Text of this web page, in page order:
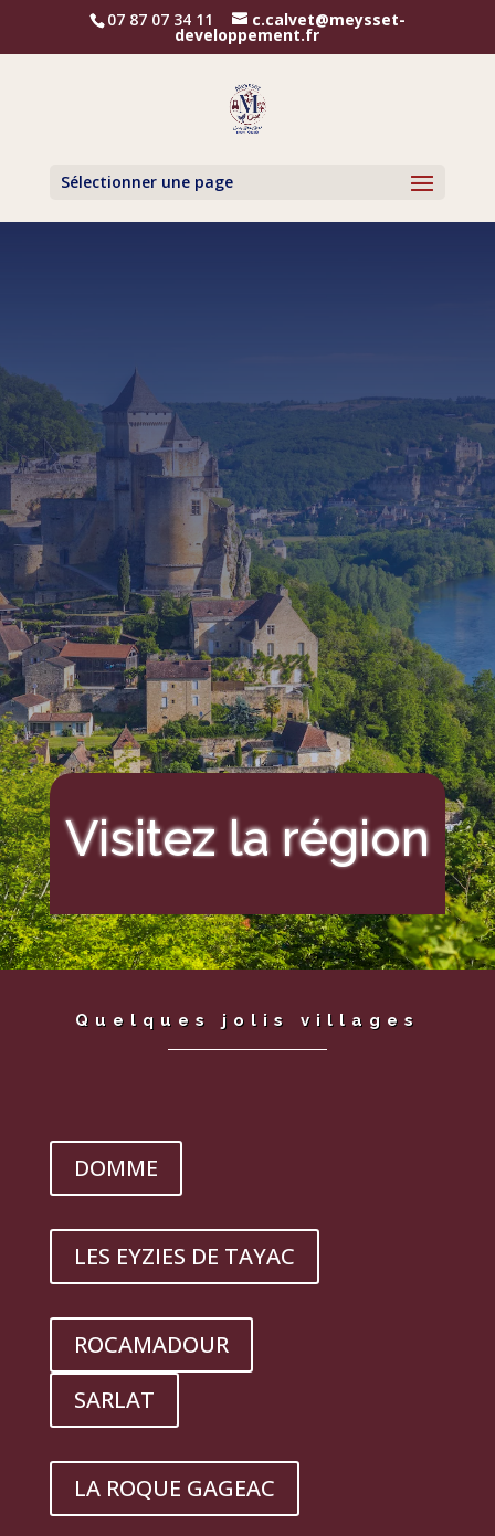
07 87 07 34 11 c.calvet@meysset-
developpement.fr
Sélectionner une page
Visitez la région
Quelques jolis villages
SARLAT
LA ROQUE GAGEAC
DOMME
LES EYZIES DE TAYAC
ROCAMADOUR